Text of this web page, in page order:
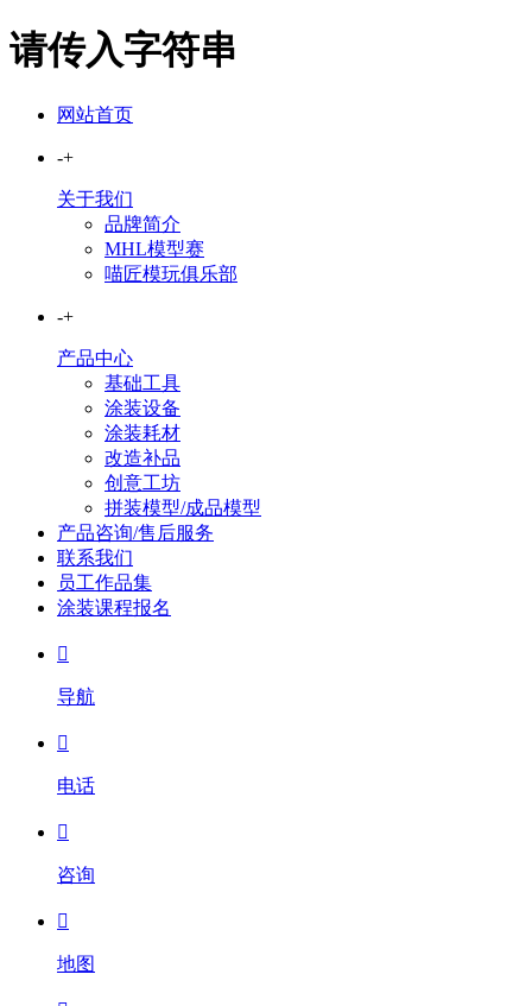
请传入字符串
网站首页
-+
关于我们
品牌简介
MHL模型赛
喵匠模玩俱乐部
-+
产品中心
基础工具
涂装设备
涂装耗材
改造补品
创意工坊
拼装模型/成品模型
产品咨询/售后服务
联系我们
员工作品集
涂装课程报名

导航

电话

咨询

地图